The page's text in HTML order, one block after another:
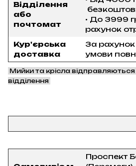
Відділення
або
почтомат
• До
рахунок
Кур'єрська
доставка
За
умови
Мийки та крісла відправляються
відділення
Проспект